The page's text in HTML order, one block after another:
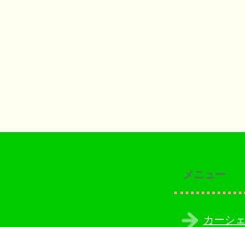
メニュー
カーシ